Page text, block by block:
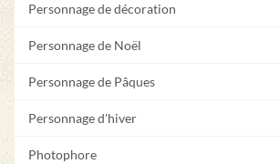
Personnage de décoration
Personnage de Noël
Personnage de Pâques
Personnage d'hiver
Photophore